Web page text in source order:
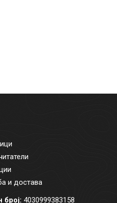
и достава
број: 4030999383158